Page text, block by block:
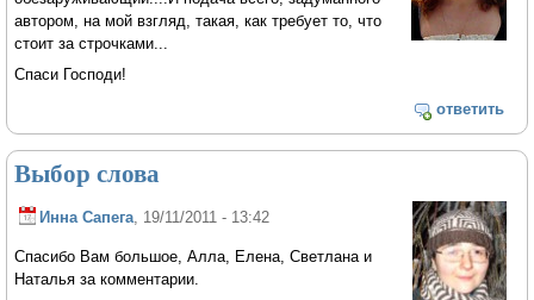
автором, на мой взгляд, такая, как требует то, что
стоит за строчками...
Спаси Господи!
ответить
Выбор слова
Инна Сапега, 19/11/2011 - 13:42
Спасибо Вам большое, Алла, Елена, Светлана и
Наталья за комментарии.